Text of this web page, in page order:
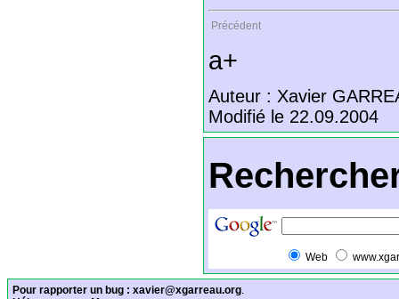
Précédent
a+
Auteur : Xavier
Modifié le 22.09.2004
Web
Pour rapporter un bug : xavier@xgarreau.org.